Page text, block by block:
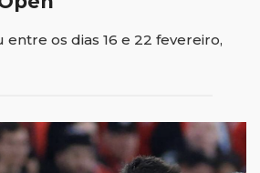
os dias 16 e 22 fevereiro,